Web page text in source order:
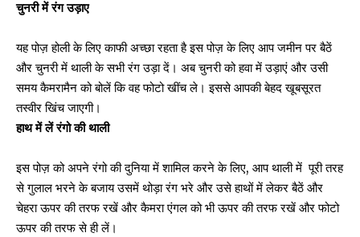
चुनरी में रंग उड़ाए
यह पोज़ होली के लिए काफी अच्छा रहता है इस पोज़ के लिए आप जमीन पर बैठें
और चुनरी में थाली के सभी रंग उड़ा दें। अब चुनरी को हवा में उड़ाएं और उसी
समय कैमरामैन को बोलें कि वह फोटो खींच ले। इससे आपकी बेहद खूबसूरत
तस्वीर खिंच जाएगी।
हाथ में लें रंगो की थाली
इस पोज़ को अपने रंगो की दुनिया में शामिल करने के लिए, आप थाली में पूरी तरह
से गुलाल भरने के बजाय उसमें थोड़ा रंग भरे और उसे हाथों में लेकर बैठें और
चेहरा ऊपर की तरफ रखें और कैमरा एंगल को भी ऊपर की तरफ रखें और फोटो
ऊपर की तरफ से ही लें।